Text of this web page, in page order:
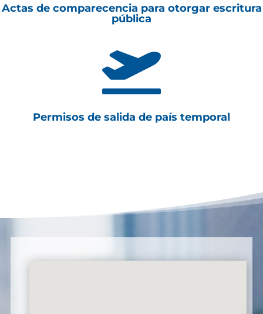
Actas de comparecencia para otorgar escritura
pública

Permisos de salida de país temporal